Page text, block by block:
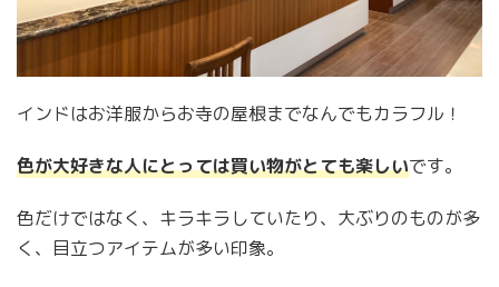
インドはお洋服からお寺の屋根までなんでもカラフル！
色が大好きな人にとっては買い物がとても楽しいです。
色だけではなく、キラキラしていたり、大ぶりのものが多
く、目立つアイテムが多い印象。